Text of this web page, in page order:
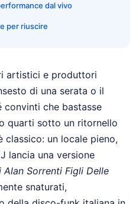
dal vivo
per riuscire
artistici e produttori
di una serata o il
convinti che bastasse
quarti sotto un ritornello
classico: un locale pieno,
lancia una versione
Alan Sorrenti Figli Delle
snaturati,